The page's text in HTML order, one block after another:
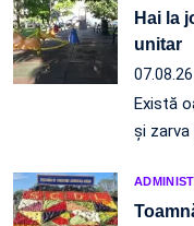
Hai la
unitar
Există
și